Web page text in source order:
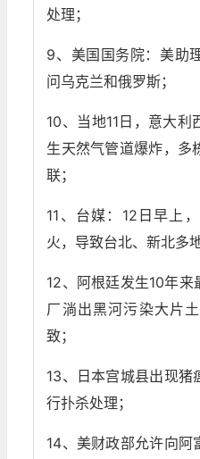
处理；
9、美国国务院：美助
问乌克兰和俄罗斯；
10、当地11日，意大
生天然气管道爆炸，多
联；
11、台媒：12日早上
火，导致台北、新北多
12、阿根廷发生10年
厂淌出黑河污染大片
致；
13、日本宫城县出现猪
行扑杀处理；
14、美财政部允许向阿